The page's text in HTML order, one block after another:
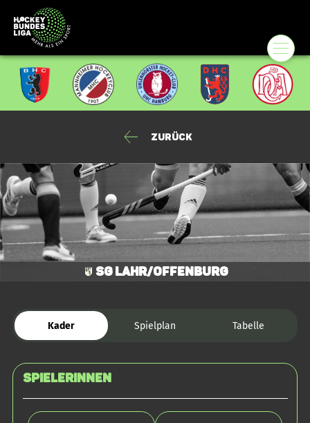
Zurück
SG Lahr/Offenburg
Kader Spielplan Tabelle
SPIELERINNEN